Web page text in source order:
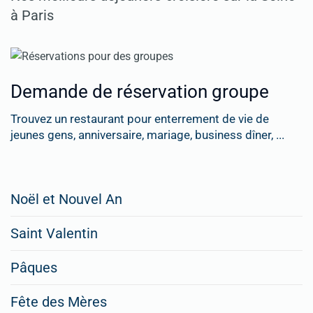
à Paris
Demande de réservation groupe
Trouvez un restaurant pour enterrement de vie de
jeunes gens, anniversaire, mariage, business dîner, ...
Noël et Nouvel An
Saint Valentin
Pâques
Fête des Mères